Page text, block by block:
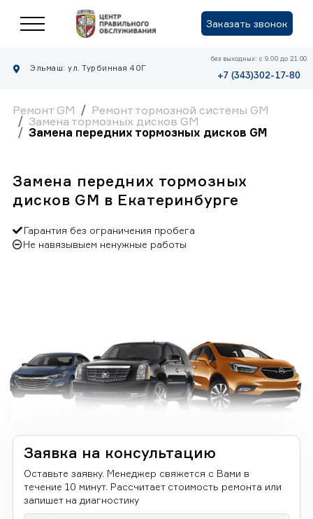
Заказать звонок
Эльмаш: ул. Турбинная 40Г
без выходных: с 9.00 до 21.00
+7 (343)302-17-80
Ремонт GM
Ремонт тормозной системы GM
Замена тормозных дисков GM
Замена передних тормозных дисков GM
Замена передних тормозных
дисков GM в Екатеринбурге
Гарантия без ограничения пробега
Не навязывыем ненужные работы
Заявка на консультацию
Оставьте заявку. Менеджер свяжется с Вами в
течение 10 минут. Рассчитает стоимость ремонта или
запишет на диагностику